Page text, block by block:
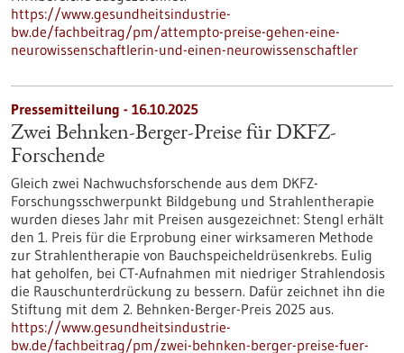
https://www.gesundheitsindustrie-
bw.de/fachbeitrag/pm/attempto-preise-gehen-eine-
neurowissenschaftlerin-und-einen-neurowissenschaftler
Pressemitteilung - 16.10.2025
Zwei Behnken-Berger-Preise für DKFZ-
Forschende
Gleich zwei Nachwuchsforschende aus dem DKFZ-
Forschungsschwerpunkt Bildgebung und Strahlentherapie
wurden dieses Jahr mit Preisen ausgezeichnet: Stengl erhält
den 1. Preis für die Erprobung einer wirksameren Methode
zur Strahlentherapie von Bauchspeicheldrüsenkrebs. Eulig
hat geholfen, bei CT-Aufnahmen mit niedriger Strahlendosis
die Rauschunterdrückung zu bessern. Dafür zeichnet ihn die
Stiftung mit dem 2. Behnken-Berger-Preis 2025 aus.
https://www.gesundheitsindustrie-
bw.de/fachbeitrag/pm/zwei-behnken-berger-preise-fuer-